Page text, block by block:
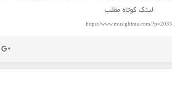
لینک کوتاه مطلب
https://www.musighima.com/?p=2033